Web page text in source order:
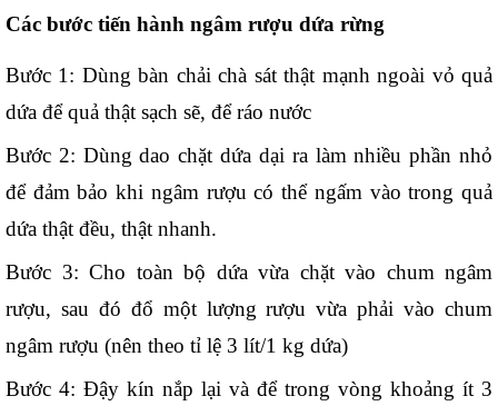
Các bước tiến hành ngâm rượu dứa rừng
Bước 1: Dùng bàn chải chà sát thật mạnh ngoài vỏ quả
dứa để quả thật sạch sẽ, để ráo nước
Bước 2: Dùng dao chặt dứa dại ra làm nhiều phần nhỏ
để đảm bảo khi ngâm rượu có thể ngấm vào trong quả
dứa thật đều, thật nhanh.
Bước 3: Cho toàn bộ dứa vừa chặt vào chum ngâm
rượu, sau đó đổ một lượng rượu vừa phải vào chum
ngâm rượu (nên theo tỉ lệ 3 lít/1 kg dứa)
Bước 4: Đậy kín nắp lại và để trong vòng khoảng ít 3